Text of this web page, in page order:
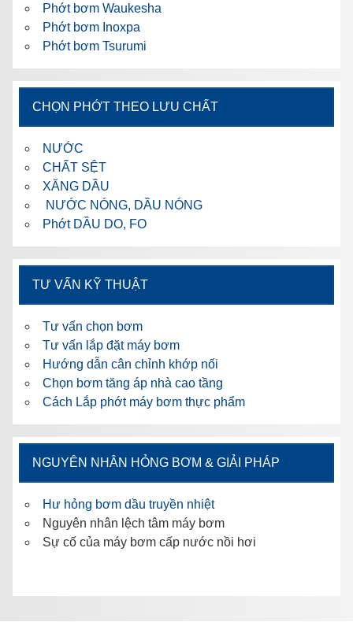
Phớt bơm Waukesha
Phớt bơm Inoxpa
Phớt bơm Tsurumi
CHỌN PHỚT THEO LƯU CHẤT
NƯỚC
CHẤT SỆT
XĂNG DẦU
NƯỚC NÓNG, DẦU NÓNG
Phớt DẦU DO, FO
TƯ VẤN KỸ THUẬT
Tư vấn chọn bơm
Tư vấn lắp đặt máy bơm
Hướng dẫn cân chỉnh khớp nối
Chọn bơm tăng áp nhà cao tầng
Cách Lắp phớt máy bơm thực phẩm
NGUYÊN NHÂN HỎNG BƠM & GIẢI PHÁP
Hư hỏng bơm dầu truyền nhiệt
Nguyên nhân lệch tâm máy bơm
Sự cố của máy bơm cấp nước nồi hơi